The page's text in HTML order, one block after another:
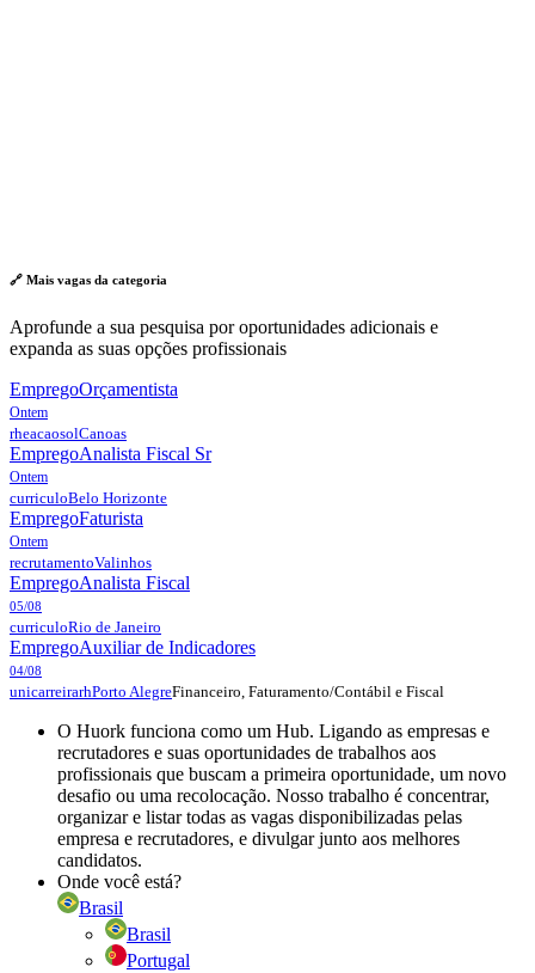
🔗 Mais vagas da categoria
Aprofunde a sua pesquisa por oportunidades adicionais e
expanda as suas opções profissionais
EmpregoOrçamentista
Ontem
rheacaosolCanoas
EmpregoAnalista Fiscal Sr
Ontem
curriculoBelo Horizonte
EmpregoFaturista
Ontem
recrutamentoValinhos
EmpregoAnalista Fiscal
05/08
curriculoRio de Janeiro
EmpregoAuxiliar de Indicadores
04/08
unicarreirarhPorto AlegreFinanceiro, Faturamento/Contábil e Fiscal
O Huork funciona como um Hub. Ligando as empresas e
recrutadores e suas oportunidades de trabalhos aos
profissionais que buscam a primeira oportunidade, um novo
desafio ou uma recolocação. Nosso trabalho é concentrar,
organizar e listar todas as vagas disponibilizadas pelas
empresa e recrutadores, e divulgar junto aos melhores
candidatos.
Onde você está?
Brasil
Brasil
Portugal